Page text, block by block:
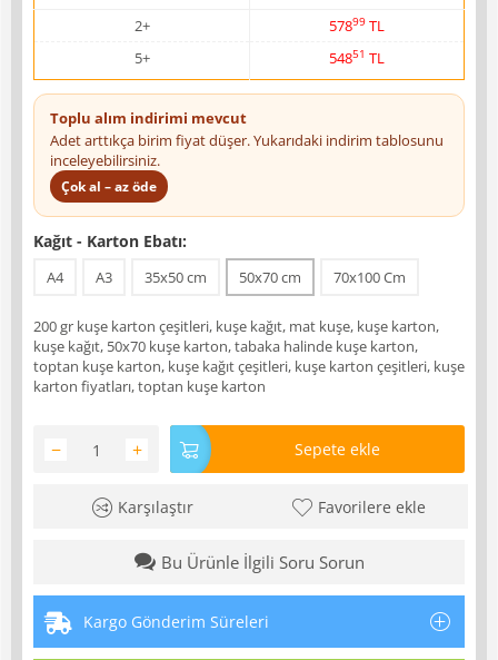
2+
57899 TL
5+
54851 TL
Toplu alım indirimi mevcut
Adet arttıkça birim fiyat düşer. Yukarıdaki indirim tablosunu
inceleyebilirsiniz.
Çok al – az öde
Kağıt - Karton Ebatı:
A4 A3 35x50 cm 50x70 cm 70x100 Cm
200 gr kuşe karton çeşitleri, kuşe kağıt, mat kuşe, kuşe karton,
kuşe kağıt, 50x70 kuşe karton, tabaka halinde kuşe karton,
toptan kuşe karton, kuşe kağıt çeşitleri, kuşe karton çeşitleri, kuşe
karton fiyatları, toptan kuşe karton
+
− Sepete ekle
Karşılaştır Favorilere ekle
Bu Ürünle İlgili Soru Sorun
Kargo Gönderim Süreleri